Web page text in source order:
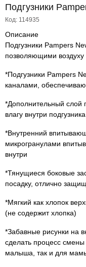
Подгузники
Код: 114935
Описание
Подгузники Pampers
позволяющими воздуху
*Подгузники Pampers
каналами,
*Дополнительный слой
влагу внутри подгузника
*Внутренний
микрогранулами
внутри
*Тянущиеся боковые
посадку, отлично
*Мягкий как хлопок
(не содержит хлопка)
*Забавные рисунки на
сделать процесс
малыша, так и для